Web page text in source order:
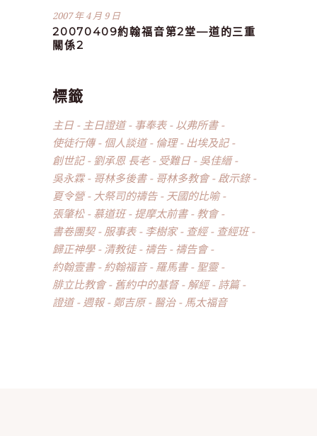
2007 年 4 月 9 日
20070409約翰福音第2堂—道的三重
關係2
標籤
主日 主日證道 事奉表
以弗所書
使徒行傳
個人談道 倫理
出埃及記
創世記
劉承恩 長老 受難日
吳佳縉
吳永霖
哥林多後書 哥林多教會
啟示錄
夏令營
大祭司的禱告
天國的比喻
張肇松
慕道班 提摩太前書
教會
書卷團契
服事表 李樹家 查經
查經班
歸正神學
清教徒 禱告
禱告會
約翰壹書
約翰福音 羅馬書
聖靈
腓立比教會
舊約中的基督 解經
詩篇
證道
週報 鄭吉原 醫治 馬太福音